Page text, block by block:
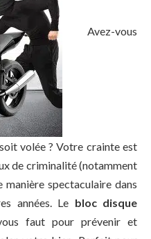
Avez-vous
volée ? Votre crainte est
de criminalité (notamment
manière spectaculaire dans
années. Le bloc disque
faut pour prévenir et